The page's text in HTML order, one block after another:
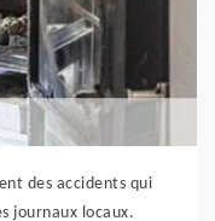
des accidents qui
journaux locaux.